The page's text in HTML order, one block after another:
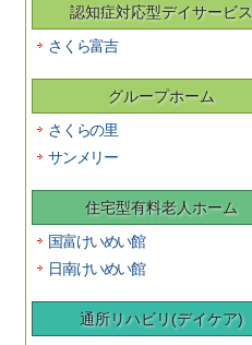
認知症対応型デイサービス
さくら富吉
グループホーム
さくらの里
サンメリー
住宅型有料老人ホーム
国富けいめい館
日南けいめい館
通所リハビリ(デイケア)